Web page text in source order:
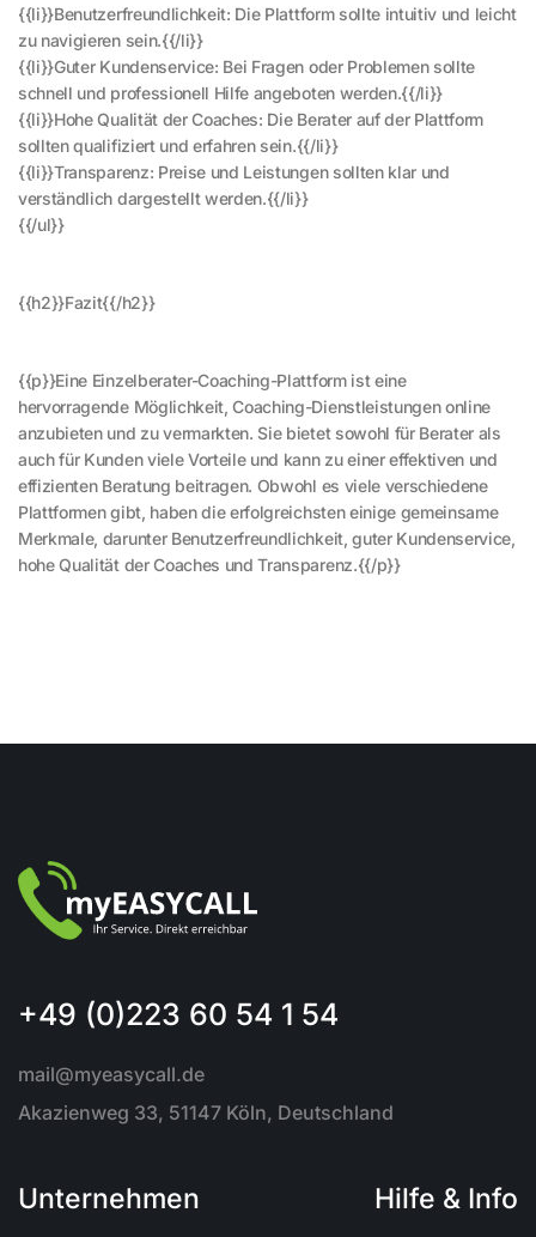
{{li}}Benutzerfreundlichkeit: Die Plattform sollte intuitiv und leicht
zu navigieren sein.{{/li}}
{{li}}Guter Kundenservice: Bei Fragen oder Problemen sollte
schnell und professionell Hilfe angeboten werden.{{/li}}
{{li}}Hohe Qualität der Coaches: Die Berater auf der Plattform
sollten qualifiziert und erfahren sein.{{/li}}
{{li}}Transparenz: Preise und Leistungen sollten klar und
verständlich dargestellt werden.{{/li}}
{{/ul}}
{{h2}}Fazit{{/h2}}
{{p}}Eine Einzelberater-Coaching-Plattform ist eine
hervorragende Möglichkeit, Coaching-Dienstleistungen online
anzubieten und zu vermarkten. Sie bietet sowohl für Berater als
auch für Kunden viele Vorteile und kann zu einer effektiven und
effizienten Beratung beitragen. Obwohl es viele verschiedene
Plattformen gibt, haben die erfolgreichsten einige gemeinsame
Merkmale, darunter Benutzerfreundlichkeit, guter Kundenservice,
hohe Qualität der Coaches und Transparenz.{{/p}}
+49 (0)223 60 54 1 54
mail@myeasycall.de
Akazienweg 33, 51147 Köln, Deutschland
Unternehmen Hilfe & Info